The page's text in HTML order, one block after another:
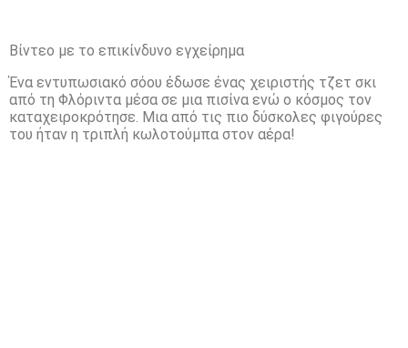
Βίντεο με το επικίνδυνο εγχείρημα
Ένα εντυπωσιακό σόου έδωσε ένας χειριστής τζετ σκι
από τη Φλόριντα μέσα σε μια πισίνα ενώ ο κόσμος τον
καταχειροκρότησε. Μια από τις πιο δύσκολες φιγούρες
του ήταν η τριπλή κωλοτούμπα στον αέρα!